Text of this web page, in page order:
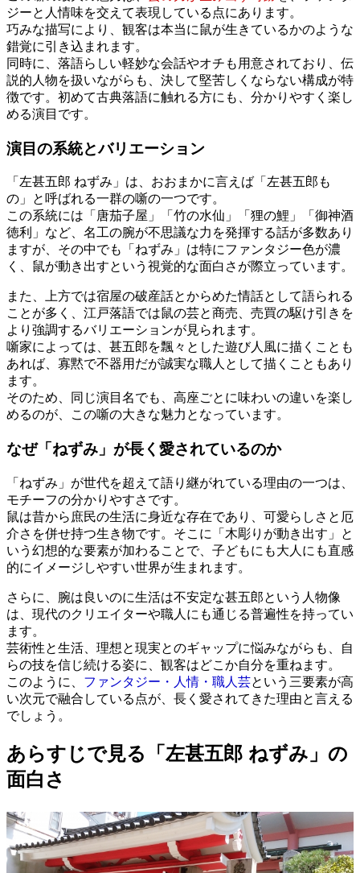
ジーと人情味を交えて表現している点にあります。
巧みな描写により、観客は本当に鼠が生きているかのような
錯覚に引き込まれます。
同時に、落語らしい軽妙な会話やオチも用意されており、伝
説的人物を扱いながらも、決して堅苦しくならない構成が特
徴です。初めて古典落語に触れる方にも、分かりやすく楽し
める演目です。
演目の系統とバリエーション
「左甚五郎 ねずみ」は、おおまかに言えば「左甚五郎も
の」と呼ばれる一群の噺の一つです。
この系統には「唐茄子屋」「竹の水仙」「狸の鯉」「御神酒
徳利」など、名工の腕が不思議な力を発揮する話が多数あり
ますが、その中でも「ねずみ」は特にファンタジー色が濃
く、鼠が動き出すという視覚的な面白さが際立っています。
また、上方では宿屋の破産話とからめた情話として語られる
ことが多く、江戸落語では鼠の芸と商売、売買の駆け引きを
より強調するバリエーションが見られます。
噺家によっては、甚五郎を飄々とした遊び人風に描くことも
あれば、寡黙で不器用だが誠実な職人として描くこともあり
ます。
そのため、同じ演目名でも、高座ごとに味わいの違いを楽し
めるのが、この噺の大きな魅力となっています。
なぜ「ねずみ」が長く愛されているのか
「ねずみ」が世代を超えて語り継がれている理由の一つは、
モチーフの分かりやすさです。
鼠は昔から庶民の生活に身近な存在であり、可愛らしさと厄
介さを併せ持つ生き物です。そこに「木彫りが動き出す」と
いう幻想的な要素が加わることで、子どもにも大人にも直感
的にイメージしやすい世界が生まれます。
さらに、腕は良いのに生活は不安定な甚五郎という人物像
は、現代のクリエイターや職人にも通じる普遍性を持ってい
ます。
芸術性と生活、理想と現実とのギャップに悩みながらも、自
らの技を信じ続ける姿に、観客はどこか自分を重ねます。
このように、 ファンタジー・人情・職人芸という三要素が高
い次元で融合している点が、長く愛されてきた理由と言える
でしょう。
あらすじで見る「左甚五郎 ねずみ」の
面白さ